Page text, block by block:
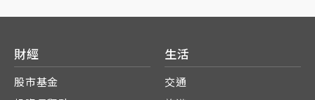
財經
股市基金
生活
交通